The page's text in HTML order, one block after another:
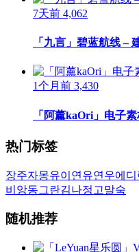
7天前 4,062
「九言」碧蓝航线 –
1个月前 3,430
「阿薰kaOri」电子
热门标签
장주자몽유이 연유연우에디
비앙동그란김나정 고말숙
随机推荐